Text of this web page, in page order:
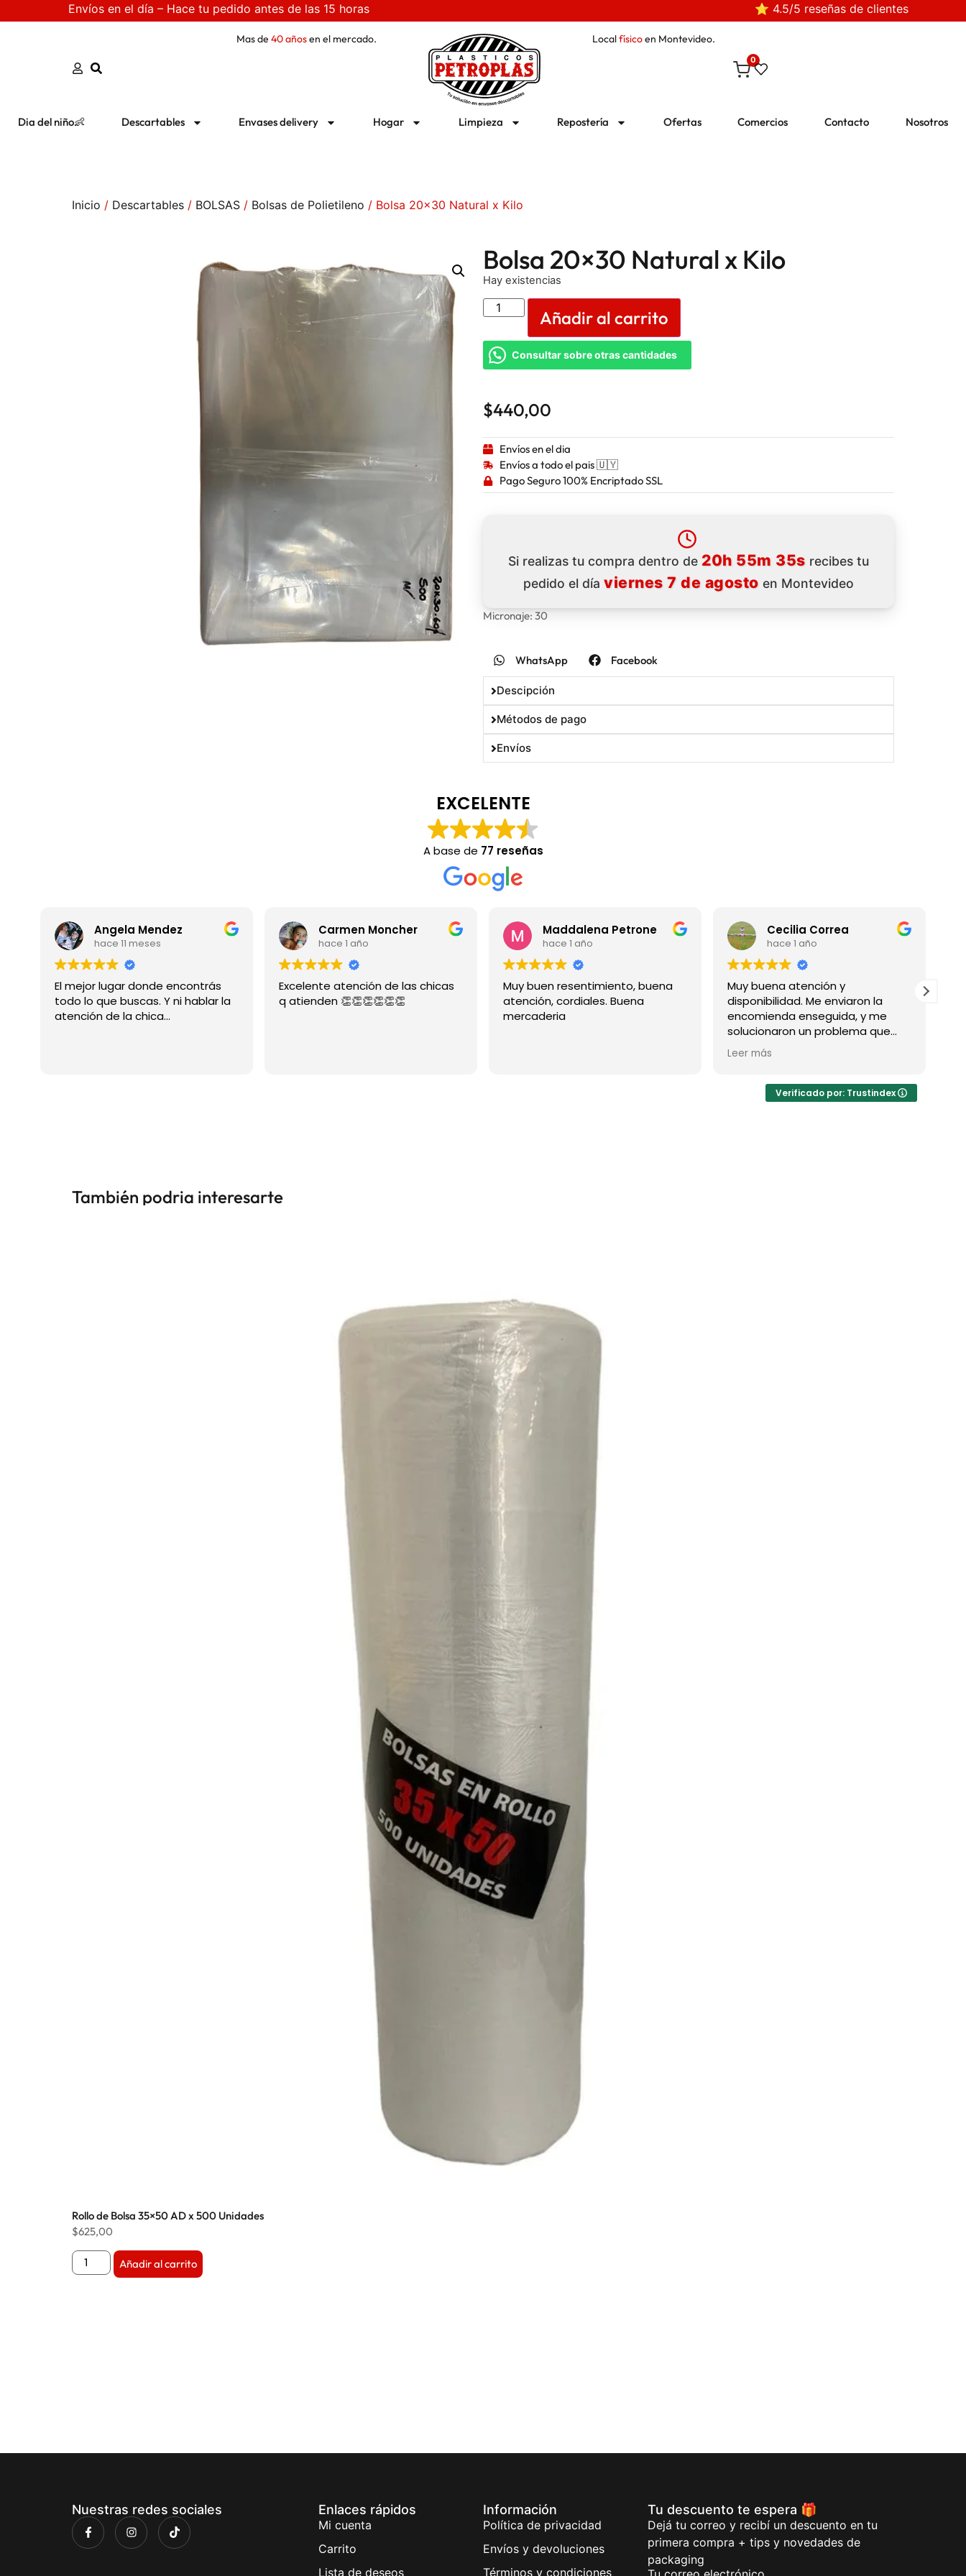
Envíos en el día – Hace tu pedido antes de las 15 horas ⭐ 4.5/5 reseñas de clientes
Mas de 40 añosen el mercado. Localfísicoen Montevideo.
0
Dia del niño👶 Descartables Envases delivery Hogar Limpieza Repostería Ofertas Comercios Contacto Nosotros
Inicio / Descartables / BOLSAS / Bolsas de Polietileno / Bolsa 20×30 Natural x Kilo
Bolsa 20×30 Natural x Kilo
Hay existencias
Añadir al carrito
Consultar sobre otras cantidades
$440,00
Envíos en el dia
Envíos a todo el pais 🇺🇾
Pago Seguro 100% Encriptado SSL
Si realizas tu compra dentro de 20h 55m 33s recibes tu
pedido el díaviernes 7 de agosto en Montevideo
Micronaje: 30
WhatsApp Facebook
Descipción
Métodos de pago
Envíos
EXCELENTE
A base de 77 reseñas
Angela Mendez
hace 11 meses
El mejor lugar donde encontrás
todo lo que buscas. Y ni hablar la
atención de la chica...
Carmen Moncher
hace 1 año
Excelente atención de las chicas
q atienden 👏👏👏👏👏👏
Maddalena Petrone
hace 1 año
Muy buen resentimiento, buena
atención, cordiales. Buena
mercaderia
Cecilia Correa
hace 1 año
Muy buena atención y
disponibilidad. Me enviaron la
encomienda enseguida, y me
solucionaron un problema que
tuve con la compra (por mi lado,
no por la de ellos)
Leer más
Verificado por: Trustindex
También podria interesarte
Rollo de Bolsa 35×50 AD x 500 Unidades
$625,00
Añadir al carrito
Nuestras redes sociales Enlaces rápidos
Mi cuenta
Carrito
Lista de deseos
Información
Política de privacidad
Envíos y devoluciones
Términos y condiciones
Tu descuento te espera 🎁
Dejá tu correo y recibí un descuento en tu
primera compra + tips y novedades de
packaging